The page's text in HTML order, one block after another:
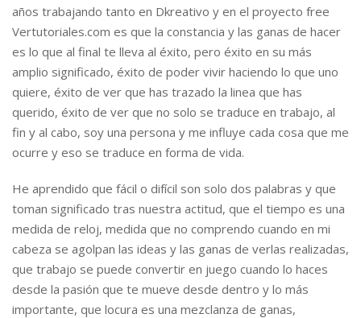
años trabajando tanto en Dkreativo y en el proyecto free
Vertutoriales.com es que la constancia y las ganas de hacer
es lo que al final te lleva al éxito, pero éxito en su más
amplio significado, éxito de poder vivir haciendo lo que uno
quiere, éxito de ver que has trazado la linea que has
querido, éxito de ver que no solo se traduce en trabajo, al
fin y al cabo, soy una persona y me influye cada cosa que me
ocurre y eso se traduce en forma de vida.
He aprendido que fácil o difícil son solo dos palabras y que
toman significado tras nuestra actitud, que el tiempo es una
medida de reloj, medida que no comprendo cuando en mi
cabeza se agolpan las ideas y las ganas de verlas realizadas,
que trabajo se puede convertir en juego cuando lo haces
desde la pasión que te mueve desde dentro y lo más
importante, que locura es una mezclanza de ganas,